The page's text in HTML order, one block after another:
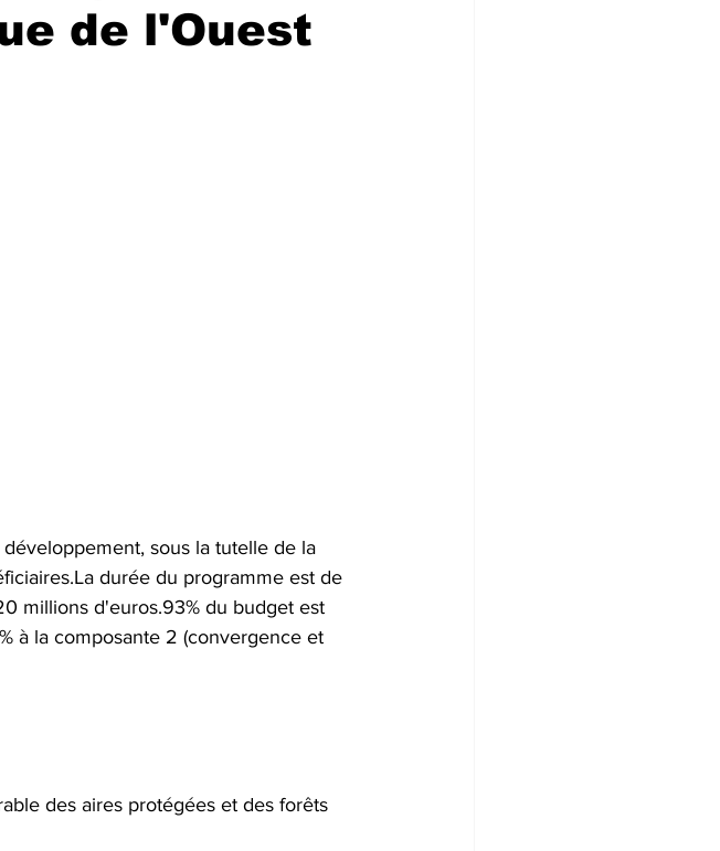
de l'Ouest
sous la tutelle de la
durée du programme est de
millions d'euros.93% du budget est
à la composante 2 (convergence et
des aires protégées et des forêts